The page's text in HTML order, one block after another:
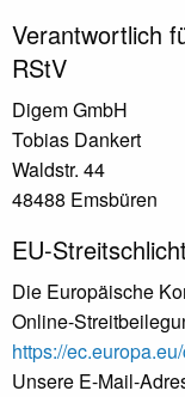
Verantwortlich
RStV
Digem GmbH
Tobias Dankert
Waldstr. 44
48488 Emsbüren
EU-
Die Europäische
Online-
https://
Unsere E-Mail-